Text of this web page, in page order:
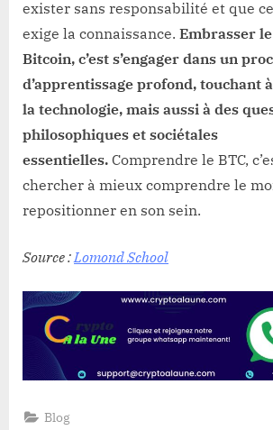
exister sans responsabilité et que
exige la connaissance. Embrasser
Bitcoin, c’est s’engager dans un
d’apprentissage profond, touchant à
la technologie, mais aussi à des
philosophiques et sociétales
essentielles. Comprendre le BTC,
chercher à mieux comprendre le
repositionner en son sein.
Source : Lomond School
Blog